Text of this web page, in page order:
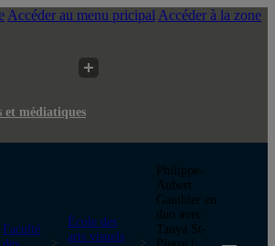
Accéder au menu pricipal Accéder à la zone
et médiatiques
Faculté
École des
arts visuels
Philippe-
Aubert
Gauthier en
duo avec
Tanya St-